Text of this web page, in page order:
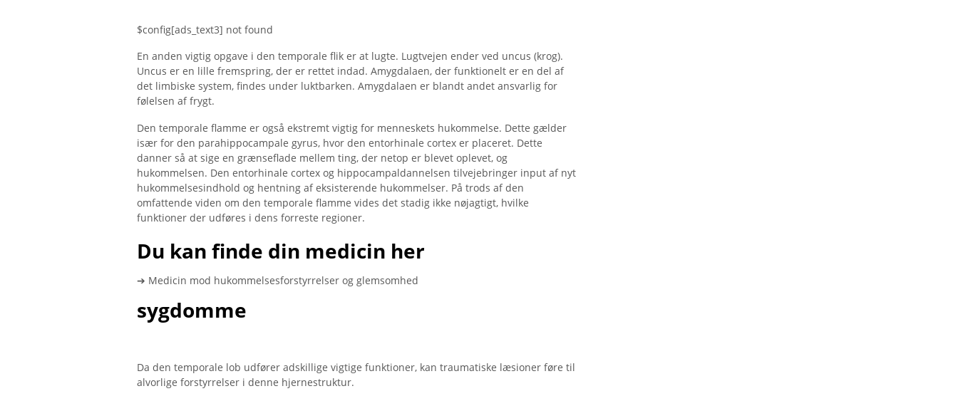
$config[ads_text3] not found
En anden vigtig opgave i den temporale flik er at lugte. Lugtvejen ender ved uncus (krog).
Uncus er en lille fremspring, der er rettet indad. Amygdalaen, der funktionelt er en del af
det limbiske system, findes under luktbarken. Amygdalaen er blandt andet ansvarlig for
følelsen af ​​frygt.
Den temporale flamme er også ekstremt vigtig for menneskets hukommelse. Dette gælder
især for den parahippocampale gyrus, hvor den entorhinale cortex er placeret. Dette
danner så at sige en grænseflade mellem ting, der netop er blevet oplevet, og
hukommelsen. Den entorhinale cortex og hippocampaldannelsen tilvejebringer input af nyt
hukommelsesindhold og hentning af eksisterende hukommelser. På trods af den
omfattende viden om den temporale flamme vides det stadig ikke nøjagtigt, hvilke
funktioner der udføres i dens forreste regioner.
Du kan finde din medicin her
➔ Medicin mod hukommelsesforstyrrelser og glemsomhed
sygdomme
Da den temporale lob udfører adskillige vigtige funktioner, kan traumatiske læsioner føre til
alvorlige forstyrrelser i denne hjernestruktur.